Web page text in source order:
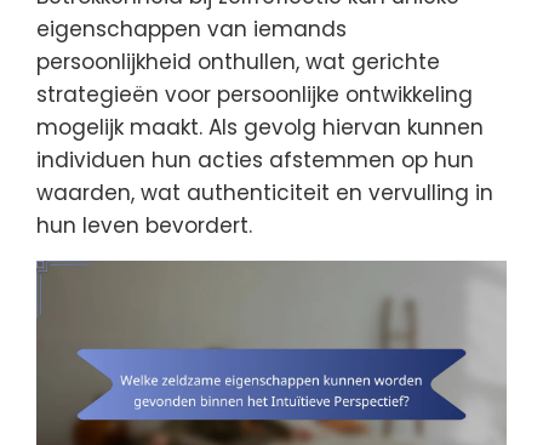
eigenschappen van iemands
persoonlijkheid onthullen, wat gerichte
strategieën voor persoonlijke ontwikkeling
mogelijk maakt. Als gevolg hiervan kunnen
individuen hun acties afstemmen op hun
waarden, wat authenticiteit en vervulling in
hun leven bevordert.